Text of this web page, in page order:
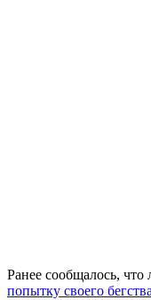
Ранее сообщалось,
попытку своего